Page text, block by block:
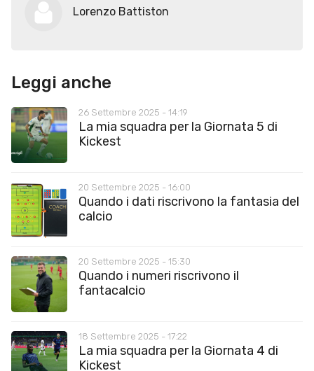
Lorenzo Battiston
Leggi anche
26 Settembre 2025 - 14:19
La mia squadra per la Giornata 5 di
Kickest
20 Settembre 2025 - 16:00
Quando i dati riscrivono la fantasia del
calcio
20 Settembre 2025 - 15:30
Quando i numeri riscrivono il
fantacalcio
18 Settembre 2025 - 17:22
La mia squadra per la Giornata 4 di
Kickest